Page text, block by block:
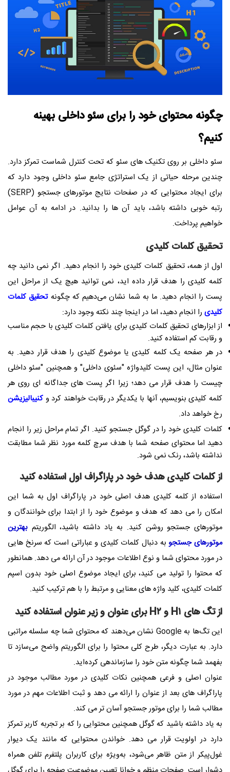
چگونه محتوای خود را برای سئو داخلی بهینه
کنیم؟
سئو داخلی بر روی تکنیک های سئو که تحت کنترل شماست تمرکز دارد.
چندین مرحله حیاتی از یک استراتژی جامع سئو داخلی وجود دارد که
برای ایجاد محتوایی که در صفحات نتایج موتورهای جستجو (SERP)
رتبه خوبی داشته باشد، باید آن ها را بدانید. در ادامه به آن عوامل
خواهیم پرداخت.
تحقیق کلمات کلیدی
اول از همه، تحقیق کلمات کلیدی خود را انجام دهید. اگر نمی دانید چه
کلمه کلیدی را هدف قرار داده اید، نمی توانید هیچ یک از مراحل این
پست را انجام دهید. ما به شما نشان می‌دهیم که چگونهتحقیق کلمات
کلیدی را انجام دهید، اما در اینجا چند نکته وجود دارد:
از ابزارهای تحقیق کلمات کلیدی برای یافتن کلمات کلیدی با حجم مناسب
و رقابت کم استفاده کنید.
در هر صفحه یک کلمه کلیدی یا موضوع کلیدی را هدف قرار دهید. به
عنوان مثال، این پست کلیدواژه "سئوی داخلی" و همچنین "سئو داخلی
چیست را هدف قرار می دهد؛ زیرا اگر پست های جداگانه ای روی هر
کلمه کلیدی بنویسیم، آنها با یکدیگر در رقابت خواهند کرد و کنیبالیزیشن
رخ خواهد داد.
کلمات کلیدی خود را در گوگل جستجو کنید. اگر تمام مراحل زیر را انجام
دهید اما محتوای صفحه شما با هدف سرچ کلمه مورد نظر شما مطابقت
نداشته باشد، رنک نمی شود.
از کلمات کلیدی هدف خود در پاراگراف اول استفاده کنید
استفاده از کلمه کلیدی هدف اصلی خود در پاراگراف اول به شما این
امکان را می دهد که هدف و موضوع خود را از ابتدا برای خوانندگان و
موتورهای جستجو روشن کنید. به یاد داشته باشید، الگوریتم بهترین
موتورهای جستجوبه دنبال کلمات کلیدی و عباراتی است که سرنخ هایی
در مورد محتوای شما و نوع اطلاعات موجود در آن ارائه می دهد. همانطور
که محتوا را تولید می کنید، برای ایجاد موضوع اصلی خود بدون اسپم
کلمات کلیدی، کلید واژه های معنایی و مرتبط را با هم ترکیب کنید.
از تگ های H۱ و H۲ برای عنوان و زیر عنوان استفاده کنید
این تگ‌ها به Google نشان می‌دهند که محتوای شما چه سلسله مراتبی
دارد. به عبارت دیگر، طرح کلی محتوا را برای الگوریتم واضح می‌سازد تا
بفهمد شما چگونه متن خود را سازماندهی کرده‌اید.
عنوان اصلی و فرعی همچنین نکات کلیدی در مورد مطالب موجود در
پاراگراف های بعد از عنوان را ارائه می دهد و ثبت اطلاعات مهم در مورد
مطالب شما را برای موتور جستجو آسان تر می کند.
به یاد داشته باشید که گوگل همچنین محتوایی را که بر تجربه کاربر تمرکز
دارد در اولویت قرار می دهد. خواندن محتوایی که مانند یک دیوار
غول‌پیکر از متن ظاهر می‌شود، به‌ویژه برای کاربران پلتفرم تلفن همراه